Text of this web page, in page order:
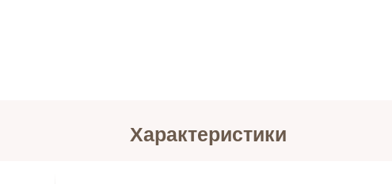
Характеристики